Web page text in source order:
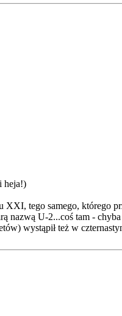
heja!)
XXI, tego samego, którego
nazwą U-2...coś tam -
wystąpił też w